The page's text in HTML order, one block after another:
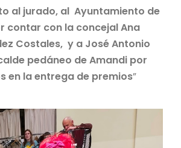
al jurado, al Ayuntamiento de
contar con la concejal Ana
Costales, y a José Antonio
pedáneo de Amandi por
en la entrega de premios”